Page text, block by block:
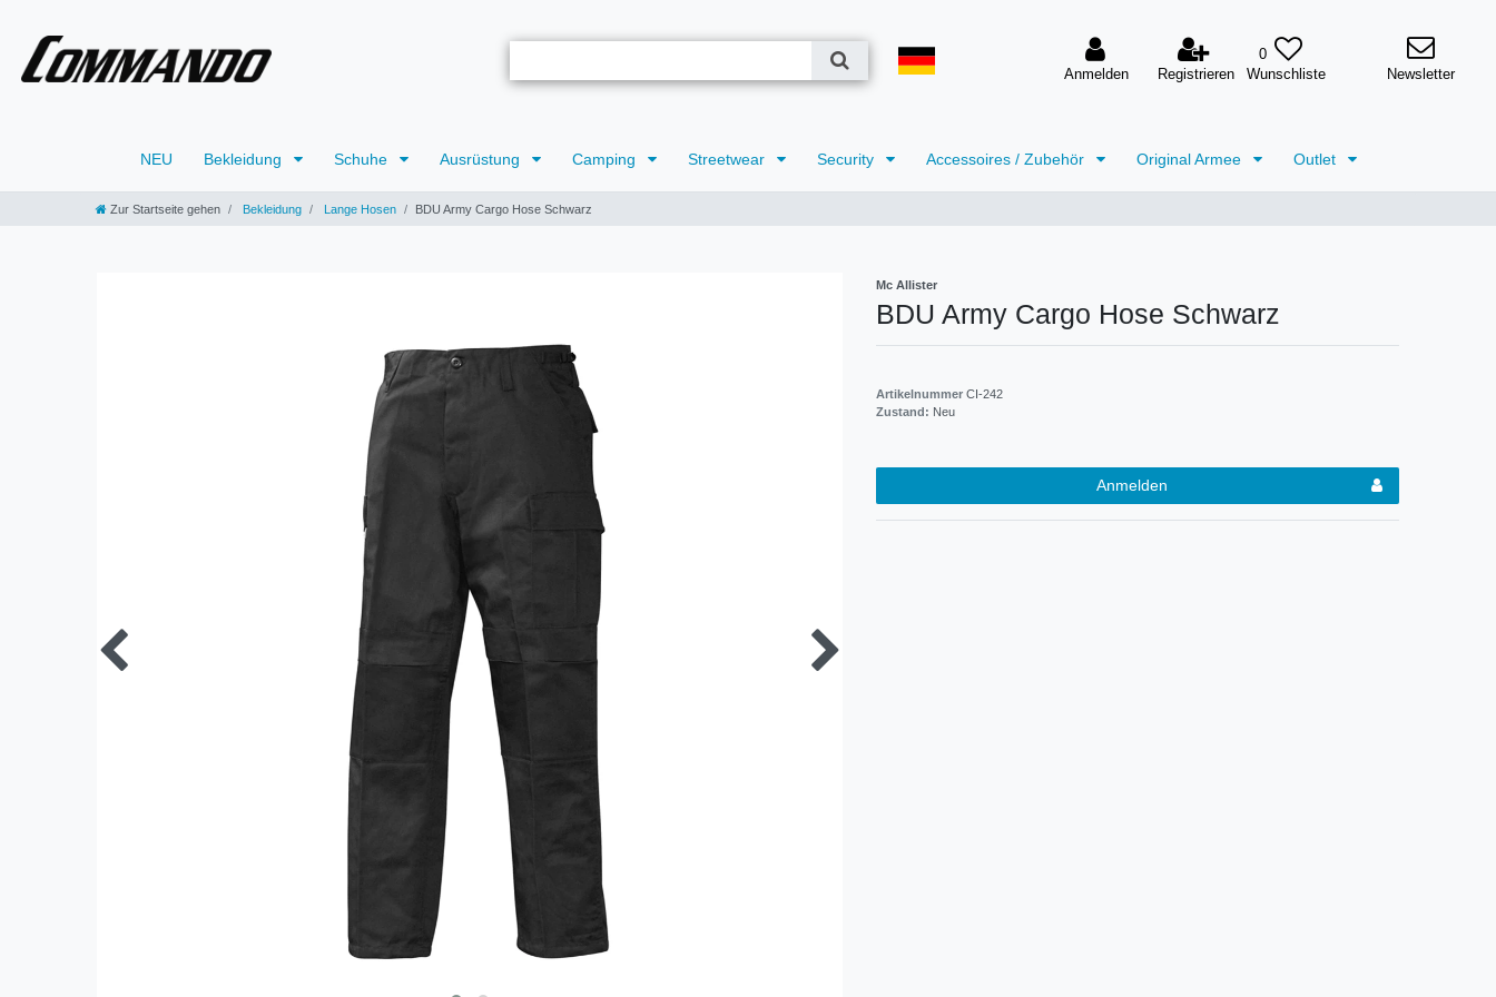
Anmelden Registrieren
0
Newsletter
NEU Bekleidung Schuhe Ausrüstung Camping Streetwear Security Accessoires / Zubehör Original Armee Outlet
Zur Startseite gehen Bekleidung Lange Hosen BDU Army Cargo Hose Schwarz
Mc Allister
BDU Army Cargo Hose Schwarz
Artikelnummer CI-242
Zustand: Neu
Anmelden